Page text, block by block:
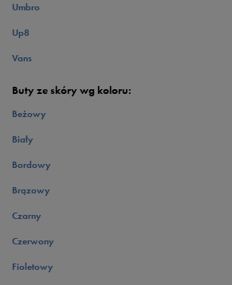
Umbro
Up8
Vans
Buty ze skóry wg koloru:
Beżowy
Biały
Bordowy
Brązowy
Czarny
Czerwony
Fioletowy